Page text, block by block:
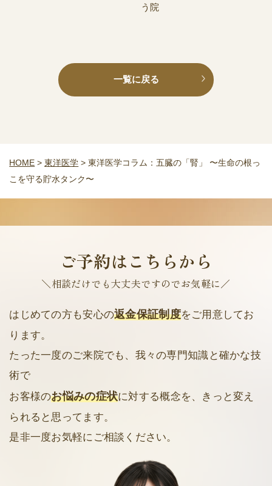
う院
一覧に戻る
HOME >東洋医学 >東洋医学コラム：五臓の「腎」 〜生命の根っ
こを守る貯水タンク〜
ご予約はこちらから
＼相談だけでも大丈夫ですのでお気軽に／
はじめての方も安心の返金保証制度をご用意してお
ります。
たった一度のご来院でも、我々の専門知識と確かな技
術で
お客様のお悩みの症状に対する概念を、きっと変え
られると思ってます。
是非一度お気軽にご相談ください。